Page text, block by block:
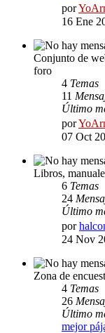
por
16 Ene
Conjunto de
foro
4 Temas
11
Último
por
07 Oct
Libros,
6 Temas
24
Último
por
24 Nov
Zona de
4 Temas
26
Último
mejor